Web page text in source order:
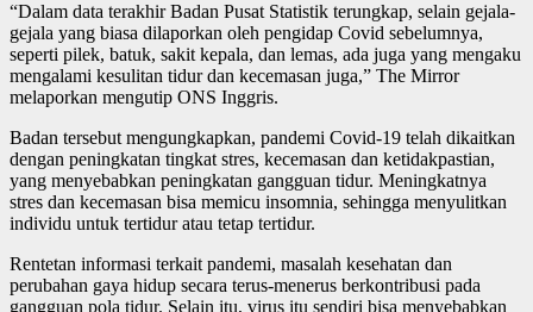
“Dalam data terakhir Badan Pusat Statistik terungkap, selain gejala-
gejala yang biasa dilaporkan oleh pengidap Covid sebelumnya,
seperti pilek, batuk, sakit kepala, dan lemas, ada juga yang mengaku
mengalami kesulitan tidur dan kecemasan juga,” The Mirror
melaporkan mengutip ONS Inggris.
Badan tersebut mengungkapkan, pandemi Covid-19 telah dikaitkan
dengan peningkatan tingkat stres, kecemasan dan ketidakpastian,
yang menyebabkan peningkatan gangguan tidur. Meningkatnya
stres dan kecemasan bisa memicu insomnia, sehingga menyulitkan
individu untuk tertidur atau tetap tertidur.
Rentetan informasi terkait pandemi, masalah kesehatan dan
perubahan gaya hidup secara terus-menerus berkontribusi pada
gangguan pola tidur. Selain itu, virus itu sendiri bisa menyebabkan